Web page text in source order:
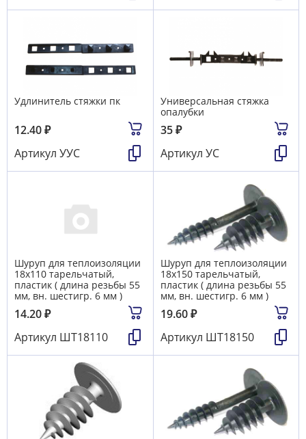
Удлинитель стяжки пк
12.40₽
Артикул УУС
Универсальная стяжка
опалубки
35₽
Артикул УС
Шуруп для теплоизоляции
18х110 тарельчатый,
пластик ( длина резьбы 55
мм, вн. шестигр. 6 мм )
14.20₽
Артикул ШТ18110
Шуруп для теплоизоляции
18х150 тарельчатый,
пластик ( длина резьбы 55
мм, вн. шестигр. 6 мм )
19.60₽
Артикул ШТ18150